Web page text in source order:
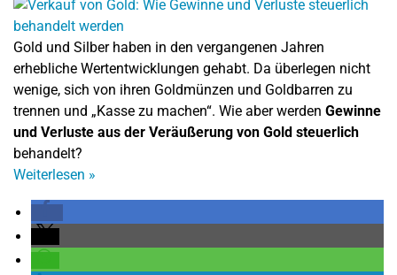
Gold und Silber haben in den vergangenen Jahren
erhebliche Wertentwicklungen gehabt. Da überlegen nicht
wenige, sich von ihren Goldmünzen und Goldbarren zu
trennen und „Kasse zu machen“. Wie aber werden Gewinne
und Verluste aus der Veräußerung von Gold steuerlich
behandelt?
Weiterlesen »